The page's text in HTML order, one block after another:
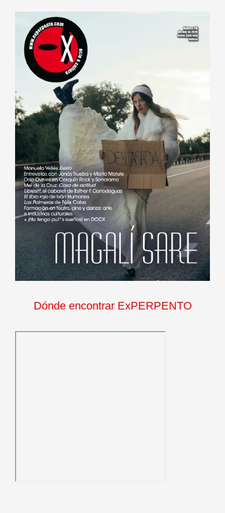
Dónde encontrar ExPERPENTO